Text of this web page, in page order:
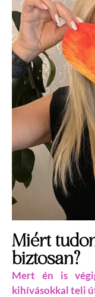
Miért
biztosan?
Mert én is
kihívásokkal teli